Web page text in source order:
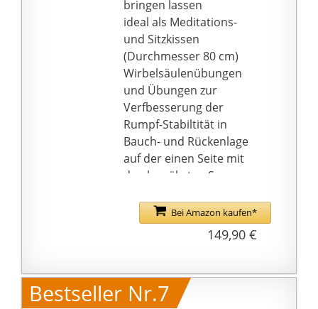
bringen lassen
ideal als Meditations-
und Sitzkissen
(Durchmesser 80 cm)
Wirbelsäulenübungen
und Übungen zur
Verfbesserung der
Rumpf-Stabiltität in
Bauch- und Rückenlage
auf der einen Seite mit
den bewährten Senso-
anderen Seite mit einer
samtig weichen
Jahre-Garantie
Bei Amazon kaufen*
149,90 €
Bestseller Nr.7